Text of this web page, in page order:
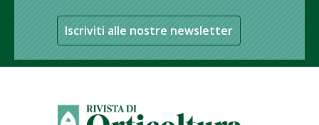
Iscriviti alle nostre newsletter